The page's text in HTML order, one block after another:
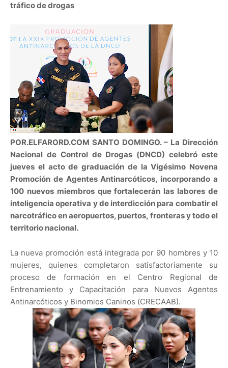
tráfico de drogas
POR.ELFARORD.COM SANTO DOMINGO. – La Dirección
Nacional de Control de Drogas (DNCD) celebró este
jueves el acto de graduación de la Vigésimo Novena
Promoción de Agentes Antinarcóticos, incorporando a
100 nuevos miembros que fortalecerán las labores de
inteligencia operativa y de interdicción para combatir el
narcotráfico en aeropuertos, puertos, fronteras y todo el
territorio nacional.
La nueva promoción está integrada por 90 hombres y 10
mujeres, quienes completaron satisfactoriamente su
proceso de formación en el Centro Regional de
Entrenamiento y Capacitación para Nuevos Agentes
Antinarcóticos y Binomios Caninos (CRECAAB).